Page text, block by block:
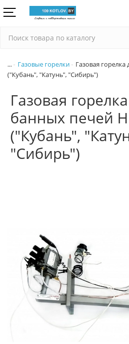
... Газовые горелки
Газовая
("Кубань", "Катунь", "Сибирь")
Газовая
банных печей
("Кубань",
"Сибирь")